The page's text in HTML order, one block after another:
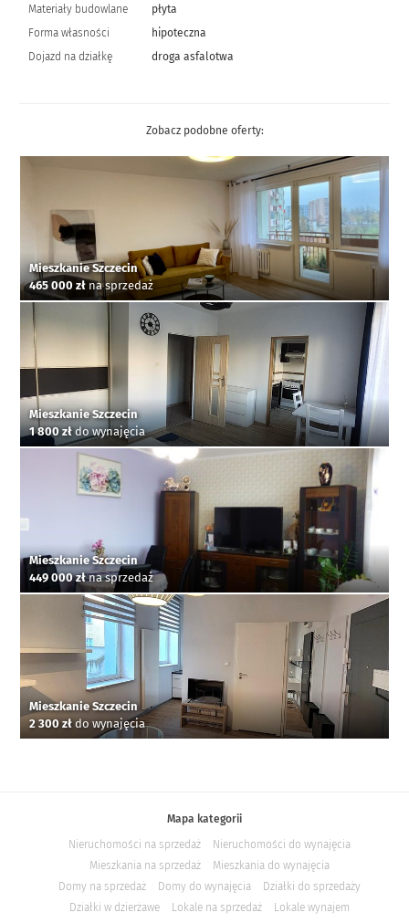
Materiały budowlane
płyta
Forma własności
hipoteczna
Dojazd na działkę
droga asfalotwa
Zobacz podobne oferty:
Mieszkanie Szczecin
465 000 zł na sprzedaż
Mieszkanie Szczecin
1 800 złdo wynajęcia
Mieszkanie Szczecin
449 000 złna sprzedaż
Mieszkanie Szczecin
2 300 złdo wynajęcia
Mapa kategorii
Nieruchomości na sprzedaż
Nieruchomości do wynajęcia
Mieszkania na sprzedaż
Mieszkania do wynajęcia
Domy na sprzedaż
Domy do wynajęcia
Działki do sprzedaży
Działki w dzierżawe
Lokale na sprzedaż
Lokale wynajem